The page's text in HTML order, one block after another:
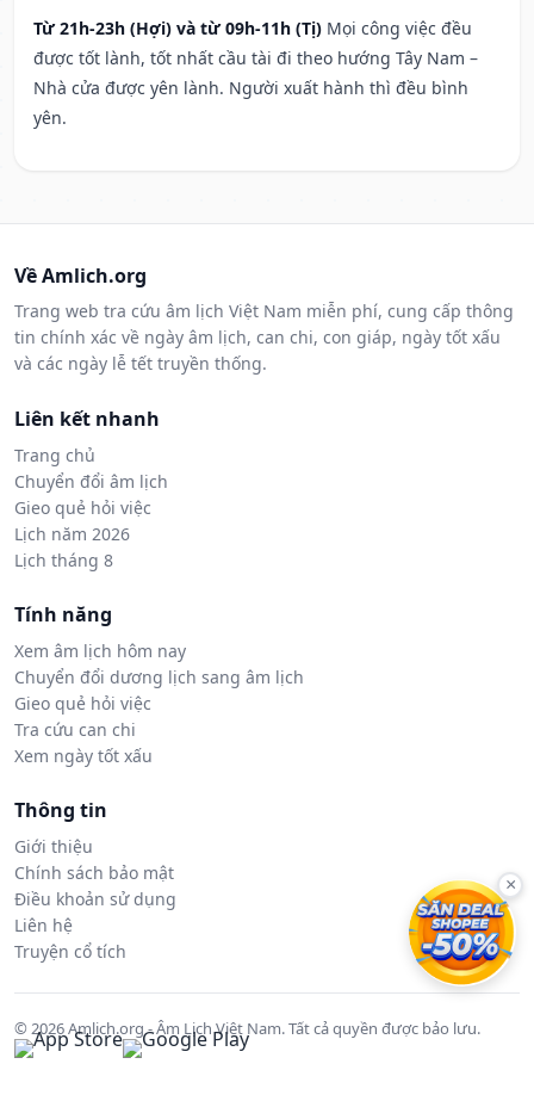
Từ 21h-23h (Hợi) và từ 09h-11h (Tị) Mọi công việc đều
được tốt lành, tốt nhất cầu tài đi theo hướng Tây Nam –
Nhà cửa được yên lành. Người xuất hành thì đều bình
yên.
Về Amlich.org
Trang web tra cứu âm lịch Việt Nam miễn phí, cung cấp thông
tin chính xác về ngày âm lịch, can chi, con giáp, ngày tốt xấu
và các ngày lễ tết truyền thống.
Liên kết nhanh
Trang chủ
Chuyển đổi âm lịch
Gieo quẻ hỏi việc
Lịch năm 2026
Lịch tháng 8
Tính năng
Xem âm lịch hôm nay
Chuyển đổi dương lịch sang âm lịch
Gieo quẻ hỏi việc
Tra cứu can chi
Xem ngày tốt xấu
Thông tin
Giới thiệu
Chính sách bảo mật
Điều khoản sử dụng
Liên hệ
Truyện cổ tích
© 2026 Amlich.org - Âm Lịch Việt Nam. Tất cả quyền được bảo lưu.
×